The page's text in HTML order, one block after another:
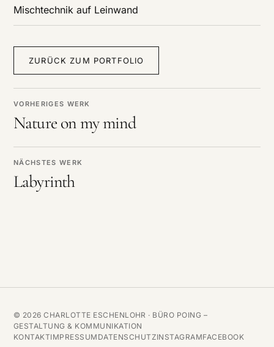
VORHERIGES WERK
Nature on my mind
NÄCHSTES WERK
Labyrinth
Mischtechnik auf Leinwand
ZURÜCK ZUM PORTFOLIO
© 2026 CHARLOTTE ESCHENLOHR · BÜRO POING –
GESTALTUNG & KOMMUNIKATION
KONTAKTIMPRESSUM DATENSCHUTZINSTAGRAMFACEBOOK